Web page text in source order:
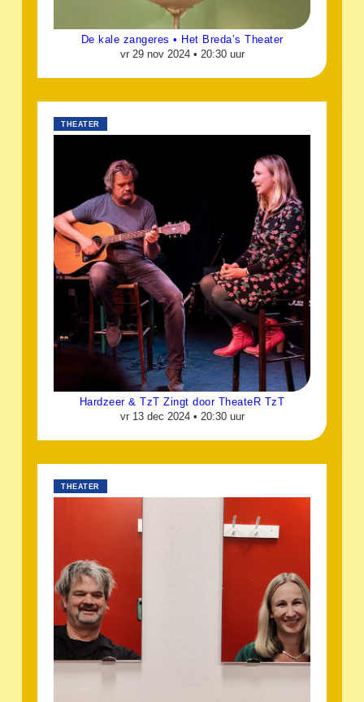
De kale zangeres • Het Breda’s Theater
vr 29 nov 2024 • 20:30 uur
THEATER
Hardzeer & TzT Zingt door TheateR TzT
vr 13 dec 2024 • 20:30 uur
THEATER